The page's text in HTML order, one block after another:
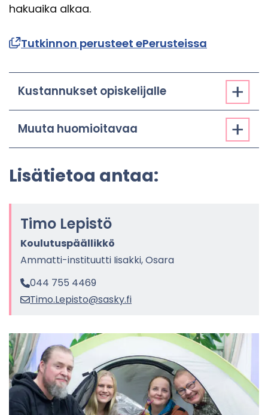
ha­kuai­ka alkaa.
Tut­kin­non pe­rus­teet ePe­rus­teis­sa
Kus­tan­nuk­set opis­ke­li­jal­le
Muuta huo­mioi­ta­vaa
Li­sä­tie­toa antaa:
Timo Le­pis­tö
Kou­lu­tus­pääl­lik­kö
Ammatti-​instituutti Ii­sak­ki, Osara
044 755 4469
Timo.Le­pis­to@sasky.fi